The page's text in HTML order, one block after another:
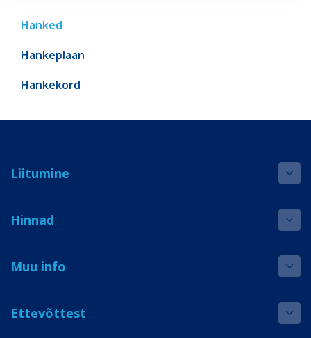
Hanked
Hankeplaan
Hankekord
Liitumine
Hinnad
Muu info
Ettevõttest